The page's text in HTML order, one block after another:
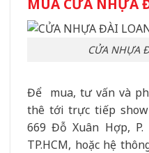
MUA CỬA NHỰA
CỬA NHỰA
Để mua, tư vấn và
thê tới trực tiếp
669 Đỗ Xuân Hợp,
TP.HCM, hoặc hệ